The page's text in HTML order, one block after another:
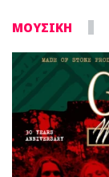
ΜΟΥΣΙΚΗ